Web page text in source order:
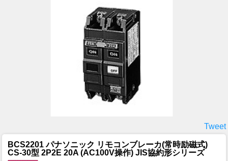
Tweet
BCS2201 パナソニック リモコンブレーカ(常時励磁式)
CS-30型 2P2E 20A (AC100V操作) JIS協約形シリーズ